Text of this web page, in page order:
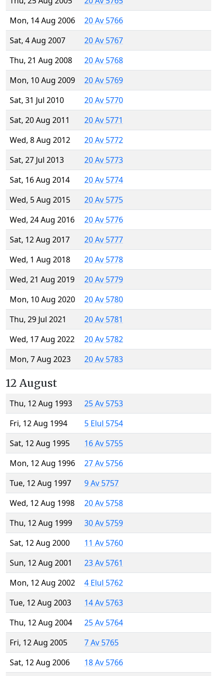
Mon, 14 Aug 2006
20 Av 5766
Sat, 4 Aug 2007
20 Av 5767
Thu, 21 Aug 2008
20 Av 5768
Mon, 10 Aug 2009
20 Av 5769
Sat, 31 Jul 2010
20 Av 5770
Sat, 20 Aug 2011
20 Av 5771
Wed, 8 Aug 2012
20 Av 5772
Sat, 27 Jul 2013
20 Av 5773
Sat, 16 Aug 2014
20 Av 5774
Wed, 5 Aug 2015
20 Av 5775
Wed, 24 Aug 2016
20 Av 5776
Sat, 12 Aug 2017
20 Av 5777
Wed, 1 Aug 2018
20 Av 5778
Wed, 21 Aug 2019
20 Av 5779
Mon, 10 Aug 2020
20 Av 5780
Thu, 29 Jul 2021
20 Av 5781
Wed, 17 Aug 2022
20 Av 5782
Mon, 7 Aug 2023
20 Av 5783
12 August
Thu, 12 Aug 1993
25 Av 5753
Fri, 12 Aug 1994
5 Elul 5754
Sat, 12 Aug 1995
16 Av 5755
Mon, 12 Aug 1996
27 Av 5756
Tue, 12 Aug 1997
9 Av 5757
Wed, 12 Aug 1998
20 Av 5758
Thu, 12 Aug 1999
30 Av 5759
Sat, 12 Aug 2000
11 Av 5760
Sun, 12 Aug 2001
23 Av 5761
Mon, 12 Aug 2002
4 Elul 5762
Tue, 12 Aug 2003
14 Av 5763
Thu, 12 Aug 2004
25 Av 5764
Fri, 12 Aug 2005
7 Av 5765
Sat, 12 Aug 2006
18 Av 5766